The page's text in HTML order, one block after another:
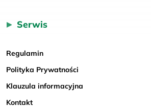
Serwis
Regulamin
Polityka Prywatności
Klauzula informacyjna
Kontakt